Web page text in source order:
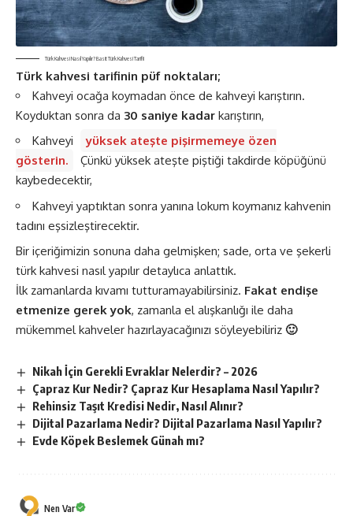
Türk Kahvesi Nasıl Yapılır? Basit Türk Kahvesi Tarifi!
Türk kahvesi tarifinin püf noktaları;
Kahveyi ocağa koymadan önce de kahveyi karıştırın.
Koyduktan sonra da 30 saniye kadar karıştırın,
Kahveyi
yüksek ateşte pişirmemeye özen
gösterin.
Çünkü yüksek ateşte piştiği takdirde köpüğünü
kaybedecektir,
Kahveyi yaptıktan sonra yanına lokum koymanız kahvenin
tadını eşsizleştirecektir.
Bir içeriğimizin sonuna daha gelmişken; sade, orta ve şekerli
türk kahvesi nasıl yapılır detaylıca anlattık.
İlk zamanlarda kıvamı tutturamayabilirsiniz. Fakat endişe
etmenize gerek yok, zamanla el alışkanlığı ile daha
mükemmel kahveler hazırlayacağınızı söyleyebiliriz 🙂
Nikah İçin Gerekli Evraklar Nelerdir? – 2026
Çapraz Kur Nedir? Çapraz Kur Hesaplama Nasıl Yapılır?
Rehinsiz Taşıt Kredisi Nedir, Nasıl Alınır?
Dijital Pazarlama Nedir? Dijital Pazarlama Nasıl Yapılır?
Evde Köpek Beslemek Günah mı?
Nen Var